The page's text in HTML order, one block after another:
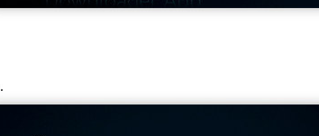
.